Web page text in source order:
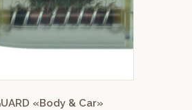
«Body & Car»